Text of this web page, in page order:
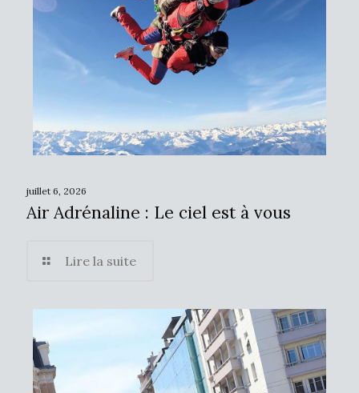
juillet 6, 2026
Air Adrénaline : Le ciel est à vous
Lire la suite